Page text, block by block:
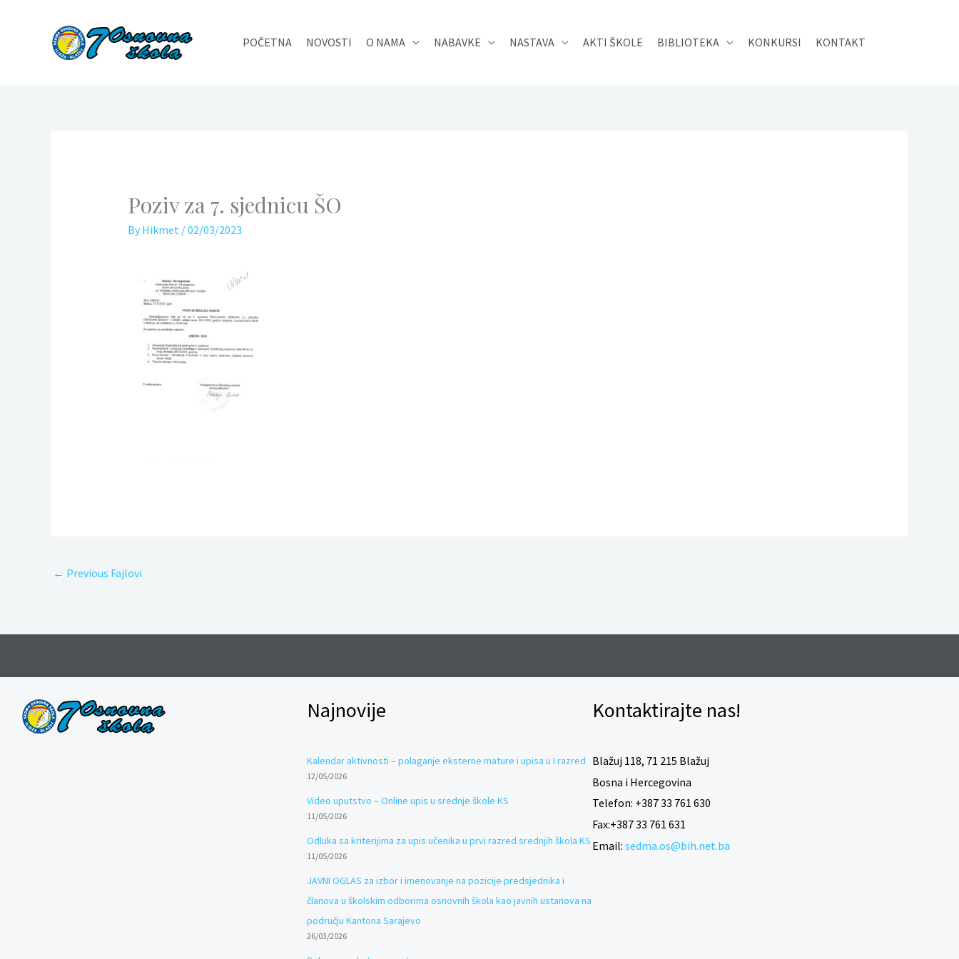
POČETNA NOVOSTI O NAMA NABAVKE NASTAVA AKTI ŠKOLE BIBLIOTEKA KONKURSI KONTAKT
Poziv za 7. sjednicu ŠO
By Hikmet /02/03/2023
← Previous Fajlovi
Najnovije
Kalendar aktivnosti – polaganje eksterne mature i upisa u I razred
12/05/2026
Video uputstvo – Online upis u srednje škole KS
11/05/2026
Odluka sa kriterijima za upis učenika u prvi razred srednjih škola KS
11/05/2026
JAVNI OGLAS za izbor i imenovanje na pozicije predsjednika i
članova u školskim odborima osnovnih škola kao javnih ustanova na
području Kantona Sarajevo
26/03/2026
Kontaktirajte nas!
Blažuj 118, 71 215 Blažuj
Bosna i Hercegovina
Telefon: +387 33 761 630
Fax:+387 33 761 631
Email: sedma.os@bih.net.ba